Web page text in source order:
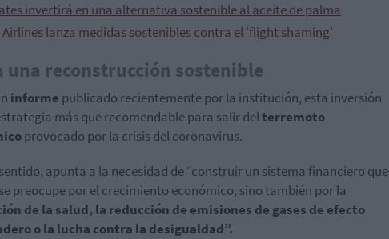
invertirá en una alternativa sostenible al aceite de palma
Airlines lanza medidas sostenibles contra el 'flight shaming'
una reconstrucción sostenible
informe publicado recientemente por la institución, esta inversión
más que recomendable para salir delterremoto
provocado por la crisis del coronavirus.
apunta a la necesidad de “construir un sistema financiero que
preocupe por el crecimiento económico, sino también por la
de la salud, la reducción de emisiones de gases de efecto
o la lucha contra la desigualdad”.